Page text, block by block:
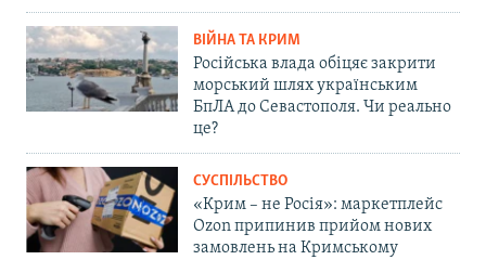
ВІЙНА ТА КРИМ
Російська влада обіцяє закрити
морський шлях українським
БпЛА до Севастополя. Чи реально
це?
СУСПІЛЬСТВО
«Крим – не Росія»: маркетплейс
Ozon припинив прийом нових
замовлень на Кримському